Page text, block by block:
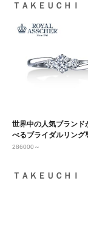
ＴＡＫＥＵＣＨＩ
世界中の人気ブランド
べるブライダルリング
286000～
ＴＡＫＥＵＣＨＩ